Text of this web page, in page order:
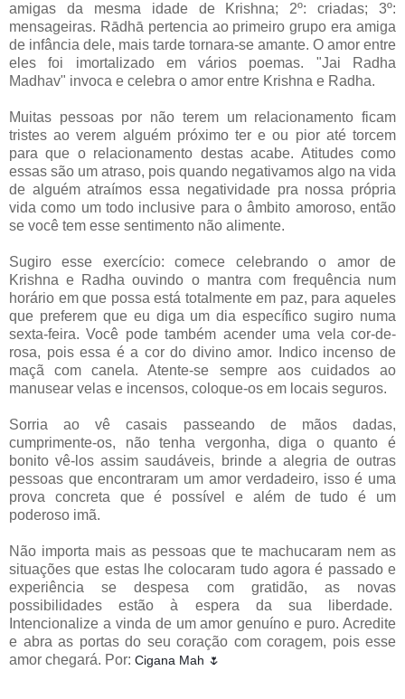
amigas da mesma idade de Krishna; 2º: criadas; 3º:
mensageiras. Rādhā pertencia ao primeiro grupo era amiga
de infância dele, mais tarde tornara-se amante. O amor entre
eles foi imortalizado em vários poemas. "Jai Radha
Madhav" invoca e celebra o amor entre Krishna e Radha.
Muitas pessoas por não terem um relacionamento ficam
tristes ao verem alguém próximo ter e ou pior até torcem
para que o relacionamento destas acabe. Atitudes como
essas são um atraso, pois quando negativamos algo na vida
de alguém atraímos essa negatividade pra nossa própria
vida como um todo inclusive para o âmbito amoroso, então
se você tem esse sentimento não alimente.
Sugiro esse exercício: comece celebrando o amor de
Krishna e Radha ouvindo o mantra com frequência num
horário em que possa está totalmente em paz, para aqueles
que preferem que eu diga um dia específico sugiro numa
sexta-feira. Você pode também acender uma vela cor-de-
rosa, pois essa é a cor do divino amor. Indico incenso de
maçã com canela. Atente-se sempre aos cuidados ao
manusear velas e incensos, coloque-os em locais seguros.
Sorria ao vê casais passeando de mãos dadas,
cumprimente-os, não tenha vergonha, diga o quanto é
bonito vê-los assim saudáveis, brinde a alegria de outras
pessoas que encontraram um amor verdadeiro, isso é uma
prova concreta que é possível e além de tudo é um
poderoso imã.
Não importa mais as pessoas que te machucaram nem as
situações que estas lhe colocaram tudo agora é passado e
experiência se despesa com gratidão, as novas
possibilidades estão à espera da sua liberdade.
Intencionalize a vinda de um amor genuíno e puro. Acredite
e abra as portas do seu coração com coragem, pois esse
amor chegará. Por: Cigana Mah 🌷